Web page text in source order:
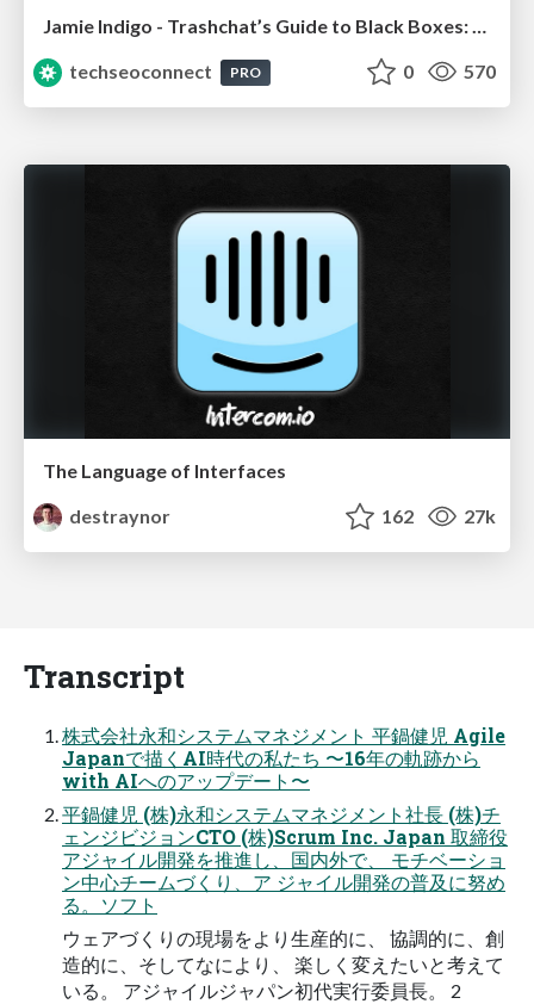
Jamie Indigo - Trashchat’s Guide to Black Boxes: Technical SEO Tactics for LLMs
techseoconnect
PRO 0 570
The Language of Interfaces
destraynor
162 27k
Transcript
株式会社永和システムマネジメント 平鍋健児 Agile
Japanで描くAI時代の私たち 〜16年の軌跡から
with AIへのアップデート〜
平鍋健児 (株)永和システムマネジメント社⻑ (株)チ
ェンジビジョンCTO (株)Scrum Inc. Japan 取締役
アジャイル開発を推進し、国内外で、 モチベーショ
ン中⼼チームづくり、ア ジャイル開発の普及に努め
る。ソフト
ウェアづくりの現場をより⽣産的に、 協調的に、創
造的に、そしてなにより、 楽しく変えたいと考えて
いる。 アジャイルジャパン初代実⾏委員⻑。 2